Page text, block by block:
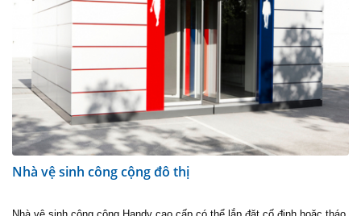
Nhà vệ sinh công cộng đô thị